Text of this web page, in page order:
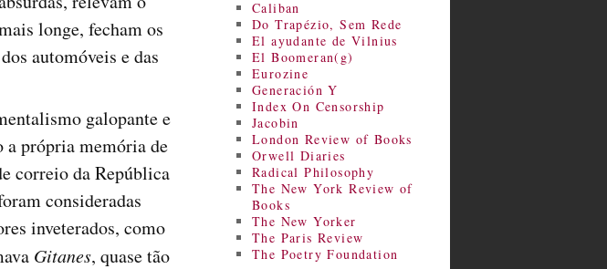
longe, fecham os
automóveis e das
galopante e
a própria memória de
correio da República
consideradas
inveterados, como
Gitanes, quase tão
Caliban
Do Trapézio, Sem Rede
El ayudante de Vilnius
El Boomeran(g)
Eurozine
Generación Y
Index On Censorship
Jacobin
London Review of Books
Orwell Diaries
Radical Philosophy
The New York Review of
Books
The New Yorker
The Paris Review
The Poetry Foundation